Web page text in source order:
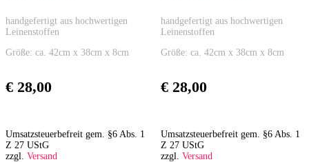
handgefertigt aus hochwertigen
Leinenstoffen
Größe: ca. 42cm x 38cm x 8cm
€ 28,00
Umsatzsteuerbefreit gem. §6 Abs. 1
Z 27 UStG
zzgl. Versand
handgefertigt aus hochwertigen
Leinenstoffen
Größe: ca. 42cm x 38cm x 8cm
€28,00
Umsatzsteuerbefreit gem. §6 Abs. 1
Z 27 UStG
zzgl. Versand